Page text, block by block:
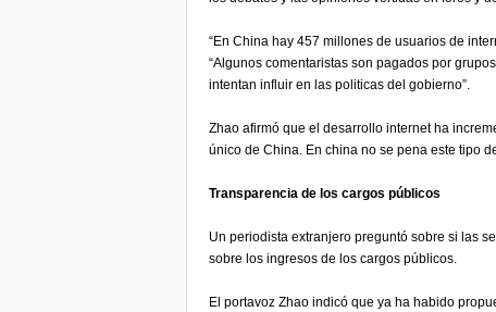
“En China hay 457 millones de usuarios de
“Algunos comentaristas son pagados por
intentan influir en las politicas del gobierno”.
Zhao afirmó que el desarrollo internet ha
único de China. En china no se pena este tipo
Transparencia de los cargos públicos
Un periodista extranjero preguntó sobre si las
sobre los ingresos de los cargos públicos.
El portavoz Zhao indicó que ya ha habido